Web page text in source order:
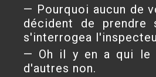
— Pourquoi aucun de
décident de prendre
s'interrogea
— Oh il y en a qui le
d'autres non.